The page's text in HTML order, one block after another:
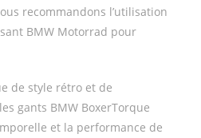
recommandons l’utilisation
BMW Motorrad pour
de style rétro et de
gants BMW BoxerTorque
et la performance de